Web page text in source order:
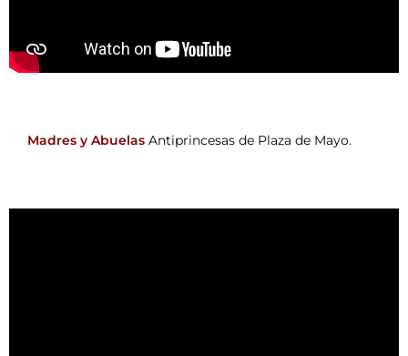
Madres y Abuelas Antiprincesas de Plaza de Mayo.